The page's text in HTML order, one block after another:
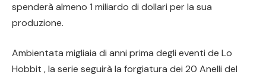
spenderà almeno 1 miliardo di dollari per la sua
produzione.
Ambientata migliaia di anni prima degli eventi de Lo
Hobbit , la serie seguirà la forgiatura dei 20 Anelli del